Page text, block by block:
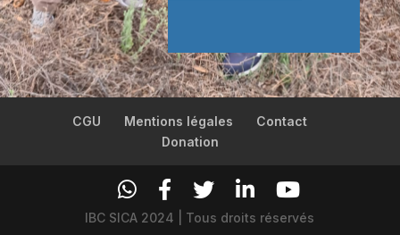
CGU Mentions légales
Contact
Donation
IBC SICA 2024 | Tous droits réservés